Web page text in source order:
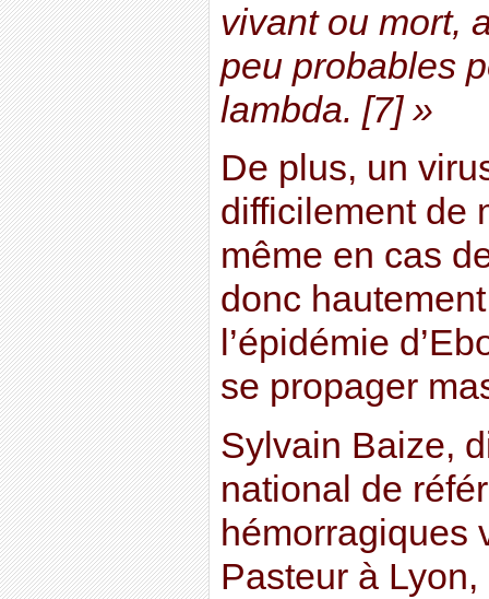
vivant ou mort,
peu probables
lambda. [7] »
De plus, un
difficilement de
même en cas
donc
l’épidémie
se propager
Sylvain Baize,
national de
hémorragiques
Pasteur à